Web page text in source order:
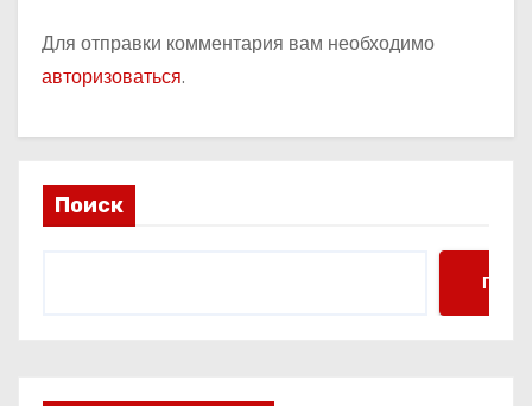
Для отправки комментария вам необходимо
авторизоваться.
Поиск
Поиск